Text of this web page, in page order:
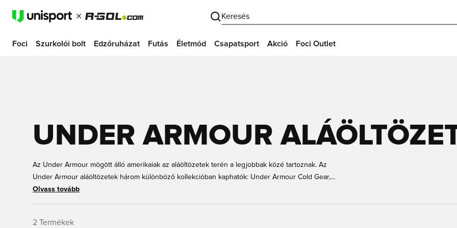
Keresés
Foci Szurkolói bolt Edzőruházat Futás Életmód Csapatsport Akció Foci Outlet
UNDER ARMOUR
Az Under Armour mögött álló amerikaiak az aláöltözetek terén a legjobbak közé tartoznak. Az
Under Armour aláöltözetek három különböző kollekcióban kaphatók: Under Armour Cold Gear,
Under Armour Heat Gear és Under Armour Recharge. Itt megtalálod az összes ilyen terméket,
Under Armour aláöltözetedet, ráadásul gyors szállítással!
Olvass tovább
2 Termékek